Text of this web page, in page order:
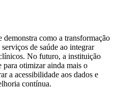
como a transformação
de saúde ao integrar
No futuro, a instituição
otimizar ainda mais o
a acessibilidade aos dados e
contínua.